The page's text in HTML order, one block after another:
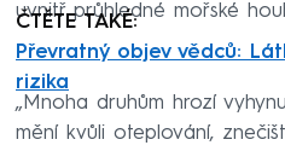
uvnitř průhledné mořské
ČTĚTE TAKÉ:
Převratný objev vědců:
rizika
„Mnoha druhům hrozí
mění kvůli oteplování,